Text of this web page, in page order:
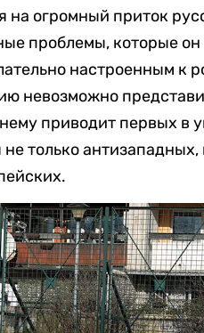
на огромный приток
проблемы, которые он
настроенным к
невозможно
приводит первых в
не только